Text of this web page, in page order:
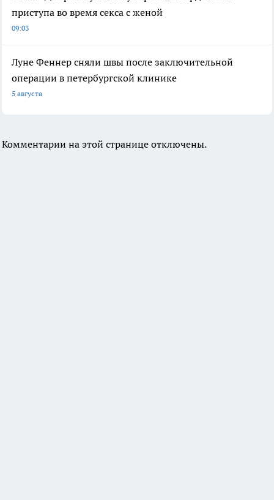
приступа во время секса с женой
09:03
Луне Феннер сняли швы после заключительной
операции в петербургской клинике
5 августа
Комментарии на этой странице отключены.